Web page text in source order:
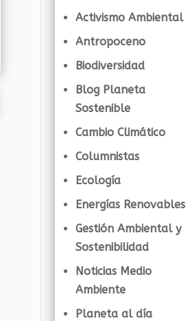
Activismo Ambiental
Antropoceno
Biodiversidad
Blog Planeta
Sostenible
Cambio Climático
Columnistas
Ecología
Energías Renovables
Gestión Ambiental y
Sostenibilidad
Noticias Medio
Ambiente
Planeta al día